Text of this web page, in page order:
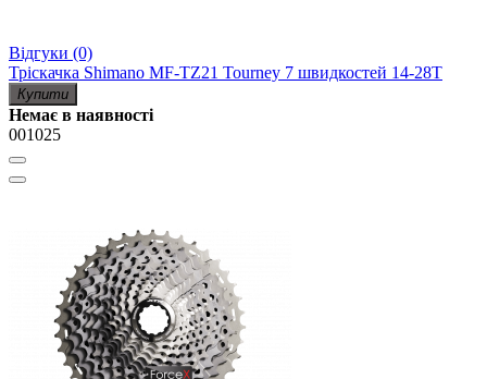
Відгуки (0)
Тріскачка Shimano MF-TZ21 Tourney 7 швидкостей 14-28Т
Купити
Немає в наявності
001025